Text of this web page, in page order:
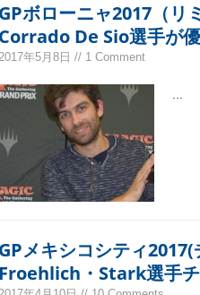
GPボローニャ2017（リ
Corrado De Sio選手が
年5月8日 // 1 Comment
GPメキシコシティ
Froehlich・Stark選手